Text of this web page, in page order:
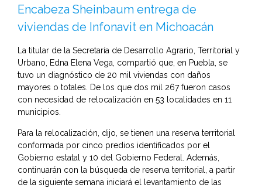
Encabeza Sheinbaum entrega de
viviendas de Infonavit en Michoacán
La titular de la Secretaría de Desarrollo Agrario, Territorial y
Urbano, Edna Elena Vega, compartió que, en Puebla, se
tuvo un diagnóstico de 20 mil viviendas con daños
mayores o totales. De los que dos mil 267 fueron casos
con necesidad de relocalización en 53 localidades en 11
municipios.
Para la relocalización, dijo, se tienen una reserva territorial
conformada por cinco predios identificados por el
Gobierno estatal y 10 del Gobierno Federal. Además,
continuarán con la búsqueda de reserva territorial, a partir
de la siguiente semana iniciará el levantamiento de las